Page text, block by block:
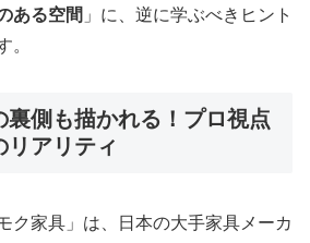
ある空間 」に、逆に学ぶべきヒント
。
裏側も描かれる！プロ視点
リアリティ
ク家具」は、日本の大手家具メーカ